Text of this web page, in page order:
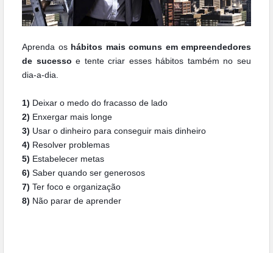
Aprenda os hábitos mais comuns em empreendedores
de sucesso e tente criar esses hábitos também no seu
dia-a-dia.
1) Deixar o medo do fracasso de lado
2) Enxergar mais longe
3) Usar o dinheiro para conseguir mais dinheiro
4) Resolver problemas
5) Estabelecer metas
6) Saber quando ser generosos
7) Ter foco e organização
8) Não parar de aprender